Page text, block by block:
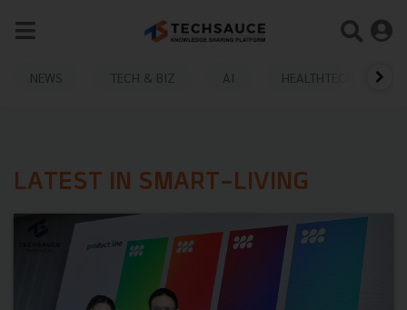
NEWS TECH & BIZ AI HEALTHTECH
LATEST IN SMART-LIVING